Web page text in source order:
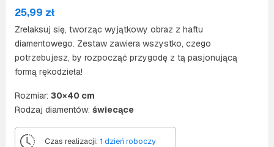
25,99 zł
Zrelaksuj się, tworząc wyjątkowy obraz z haftu
diamentowego. Zestaw zawiera wszystko, czego
potrzebujesz, by rozpocząć przygodę z tą pasjonującą
formą rękodzieła!
Rozmiar: 30×40 cm
Rodzaj diamentów: świecące
Czas realizacji: 1 dzień roboczy